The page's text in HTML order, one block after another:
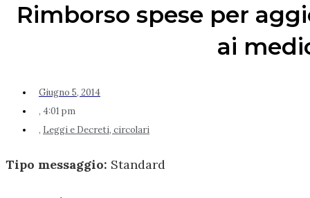
Rimborso spese per
ai
Giugno 5, 2014
, 4:01 pm
, Leggi e Decreti, circolari
Tipo messaggio: Standard